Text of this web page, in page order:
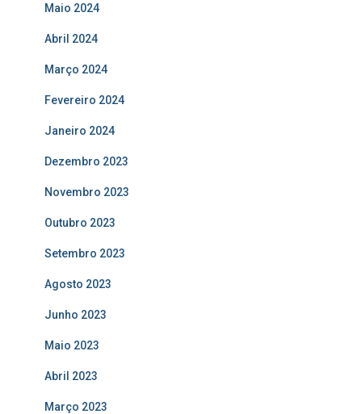
Maio 2024
Abril 2024
Março 2024
Fevereiro 2024
Janeiro 2024
Dezembro 2023
Novembro 2023
Outubro 2023
Setembro 2023
Agosto 2023
Junho 2023
Maio 2023
Abril 2023
Março 2023